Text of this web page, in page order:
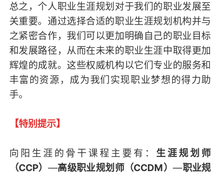
总之，个人职业生涯规划对于我们的职业发展至
关重要。通过选择合适的职业生涯规划机构并与
之紧密合作，我们可以更加明确自己的职业目标
和发展路径，从而在未来的职业生涯中取得更加
辉煌的成就。这些权威机构以它们专业的服务和
丰富的资源，成为我们实现职业梦想的得力助
手。
【特别提示】
向阳生涯的骨干课程主要有： 生涯规划师
（CCP） —高级职业规划师（CCDM）—职业规